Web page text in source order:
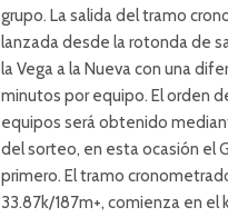
grupo. La salida del tramo
lanzada desde la rotonda de
la Vega a la Nueva con una
minutos por equipo. El orden
equipos será obtenido
del sorteo, en esta ocasión el
primero. El tramo
33.87k/187m+, comienza en el